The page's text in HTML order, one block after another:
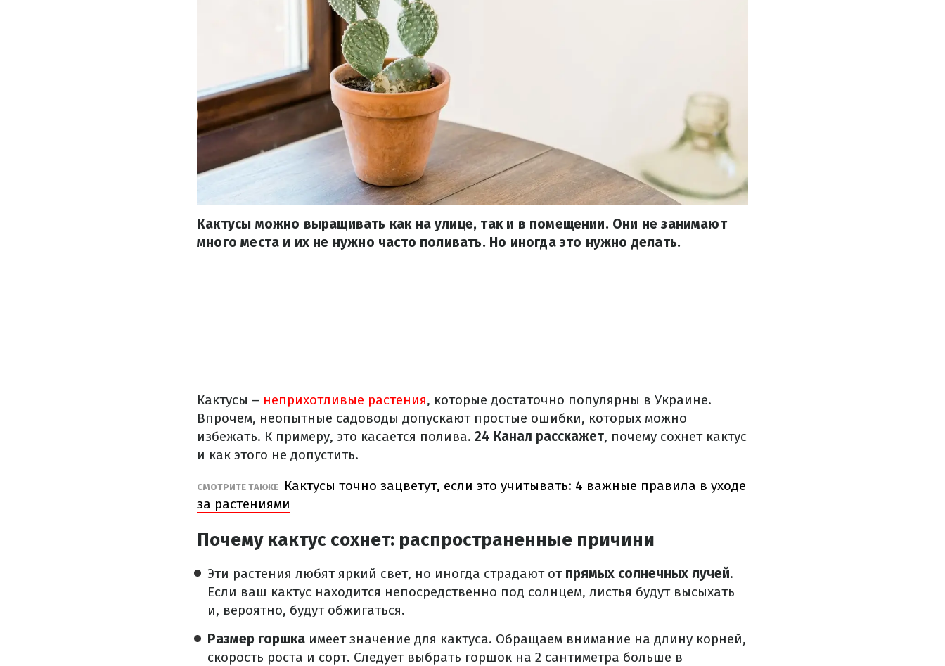
Кактусы можно выращивать как на улице, так и в помещении. Они не занимают
много места и их не нужно часто поливать. Но иногда это нужно делать.
Кактусы – неприхотливые растения, которые достаточно популярны в Украине.
Впрочем, неопытные садоводы допускают простые ошибки, которых можно
избежать. К примеру, это касается полива. 24 Канал расскажет, почему сохнет кактус
и как этого не допустить.
СМОТРИТЕ ТАКЖЕ
Кактусы точно зацветут, если это учитывать: 4 важные правила в уходе
за растениями
Почему кактус сохнет: распространенные причини
Эти растения любят яркий свет, но иногда страдают от прямых солнечных лучей.
Если ваш кактус находится непосредственно под солнцем, листья будут высыхать
и, вероятно, будут обжигаться.
Размер горшка имеет значение для кактуса. Обращаем внимание на длину корней,
скорость роста и сорт. Следует выбрать горшок на 2 сантиметра больше в